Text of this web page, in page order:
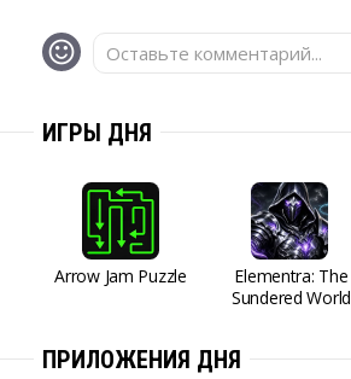
Оставьте комментарий...
ИГРЫ ДНЯ
Arrow Jam Puzzle
Elementra: The
Sundered World
ПРИЛОЖЕНИЯ ДНЯ